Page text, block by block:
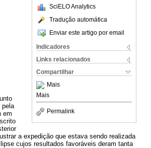
SciELO Analytics
Tradução automática
Enviar este artigo por email
Indicadores
Links relacionados
Compartilhar
Mais
Mais
Permalink
pela
em
a expedição que estava sendo realizada
cujos resultados favoráveis deram tanta